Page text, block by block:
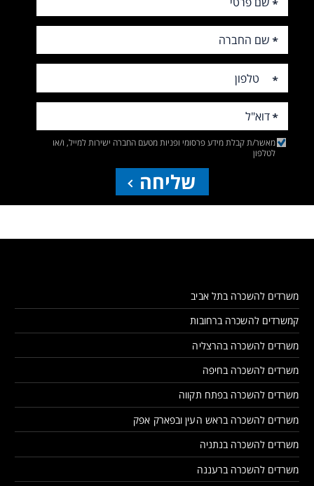
מאשר/ת קבלת מידע פרסומי ופניות מטעם החברה ישירות למייל, ו/או
לטלפון
שליחה
משרדים להשכרה בתל אביב
קמשרדים להשכרה ברחובות
משרדים להשכרה בהרצליה
משרדים להשכרה בחיפה
משרדים להשכרה בפתח תקווה
משרדים להשכרה בראש העין ובפארק אפק
משרדים להשכרה בנתניה
משרדים להשכרה ברעננה